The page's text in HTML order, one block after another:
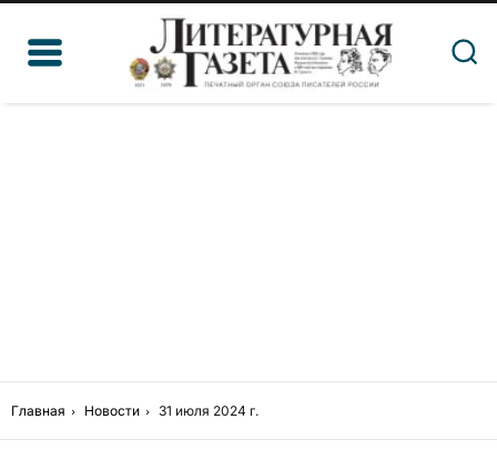
Главная Новости 31 июля 2024 г.